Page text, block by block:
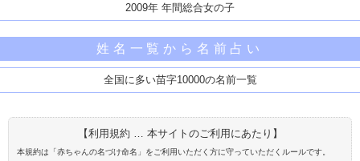
2009年 年間総合女の子
姓名一覧から名前占い
全国に多い苗字10000の名前一覧
【利用規約 … 本サイトのご利用にあたり】
本規約は「赤ちゃんの名づけ命名」をご利用いただく方に守っていただくルールです。